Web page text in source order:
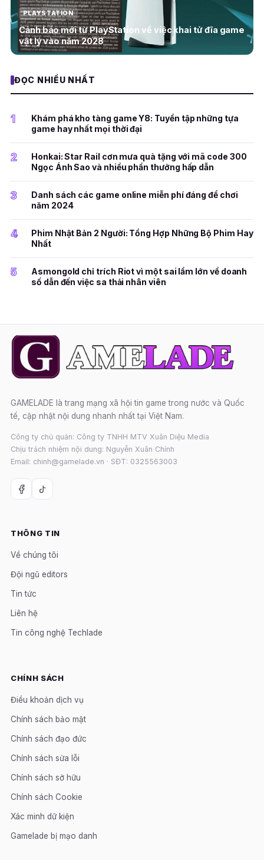
PLAYSTATION
Cảnh báo mới từ PlayStation về việc khai tử đĩa game
vật lý vào năm 2028
ĐỌC NHIỀU NHẤT
1
Khám phá kho tàng game Y8: Tuyển tập những tựa
game hay nhất mọi thời đại
2
Honkai: Star Rail cơn mưa quà tặng với mã code 300
Ngọc Ánh Sao và nhiều phần thưởng hấp dẫn
3
Danh sách các game online miễn phí đáng để chơi
năm 2024
4
Phim Nhật Bản 2 Người: Tổng Hợp Những Bộ Phim Hay
Nhất
5
Asmongold chỉ trích Riot vì một sai lầm lớn về doanh
số dẫn đến việc sa thải nhân viên
GAMELADE là trang mạng xã hội tin game trong nước và Quốc
tế, cập nhật nội dung nhanh nhất tại Việt Nam.
Công ty chủ quản: Công ty TNHH MTV Xuân Diệu Media
Chịu trách nhiệm nội dung: Nguyễn Xuân Chính
Email: chinh@gamelade.vn · SĐT: 0325563003
THÔNG TIN
Về chúng tôi
Đội ngũ editors
Tin tức
Liên hệ
Tin công nghệ Techlade
CHÍNH SÁCH
Điều khoản dịch vụ
Chính sách bảo mật
Chính sách đạo đức
Chính sách sửa lỗi
Chính sách sở hữu
Chính sách Cookie
Xác minh dữ kiện
Gamelade bị mạo danh